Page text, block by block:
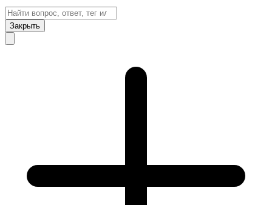
Закрыть